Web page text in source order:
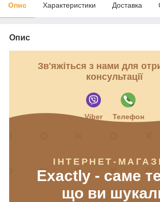
Опис Характеристики Доставка
Опис
Зв'яжіться з нами для
консультації
Viber Телефон
ІНТЕРНЕТ-
Exactly - саме
що ви